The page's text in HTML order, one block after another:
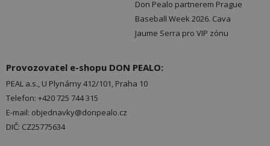
Don Pealo partnerem Prague
Baseball Week 2026. Cava
Jaume Serra pro VIP zónu
Provozovatel e-shopu DON PEALO:
PEAL a.s., U Plynárny 412/101, Praha 10
Telefon: +420 725 744 315
E-mail: objednavky@donpealo.cz
DIČ: CZ25775634